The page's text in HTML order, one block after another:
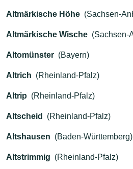
Altmärkische Höhe (Sachsen-
Altmärkische Wische (Sachsen-
Altomünster (Bayern)
Altrich (Rheinland-Pfalz)
Altrip (Rheinland-Pfalz)
Altscheid (Rheinland-Pfalz)
Altshausen (Baden-Württemberg)
Altstrimmig (Rheinland-Pfalz)